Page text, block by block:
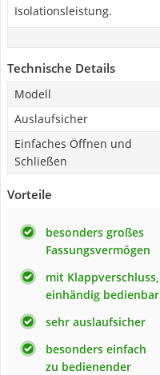
Isolationsleistung.
Technische Details
Modell
Auslaufsicher
Einfaches Öffnen und
Schließen
Vorteile
besonders großes
Fassungsvermögen
mit Klappverschluss,
einhändig bedienbar
sehr auslaufsicher
besonders einfach
zu bedienender